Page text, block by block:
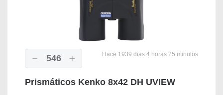
546 Hace 1939 dias 4 horas 25 minutos
Prismáticos Kenko 8x42 DH UVIEW